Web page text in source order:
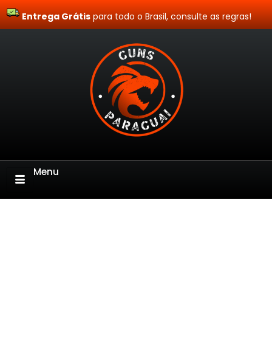
Site Blindado
Entrega Grátispara todo o Brasil, consulte as regras!
Menu